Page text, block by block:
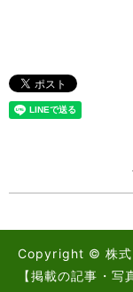
Copyright © 株式
【掲載の記事・写